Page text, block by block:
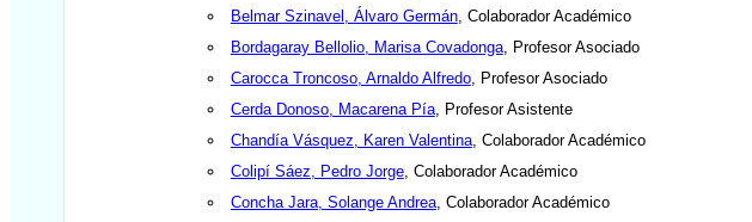
Belmar Szinavel, Álvaro Germán, Colaborador Académico
Bordagaray Bellolio, Marisa Covadonga, Profesor Asociado
Carocca Troncoso, Arnaldo Alfredo, Profesor Asociado
Cerda Donoso, Macarena Pía, Profesor Asistente
Chandía Vásquez, Karen Valentina, Colaborador Académico
Colipí Sáez, Pedro Jorge, Colaborador Académico
Concha Jara, Solange Andrea, Colaborador Académico